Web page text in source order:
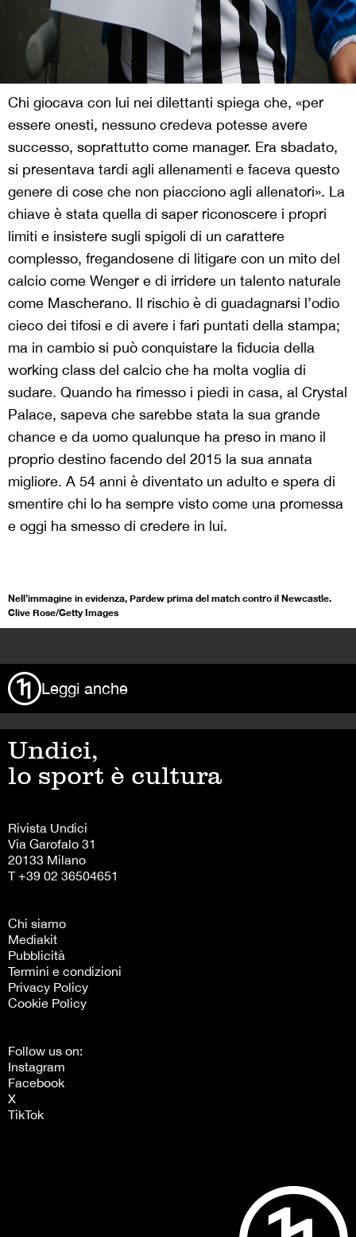
Chi giocava con lui nei dilettanti spiega che, «per
essere onesti, nessuno credeva potesse avere
successo, soprattutto come manager. Era sbadato,
si presentava tardi agli allenamenti e faceva questo
genere di cose che non piacciono agli allenatori». La
chiave è stata quella di saper riconoscere i propri
limiti e insistere sugli spigoli di un carattere
complesso, fregandosene di litigare con un mito del
calcio come Wenger e di irridere un talento naturale
come Mascherano. Il rischio è di guadagnarsi l’odio
cieco dei tifosi e di avere i fari puntati della stampa;
ma in cambio si può conquistare la fiducia della
working class del calcio che ha molta voglia di
sudare. Quando ha rimesso i piedi in casa, al Crystal
Palace, sapeva che sarebbe stata la sua grande
chance e da uomo qualunque ha preso in mano il
proprio destino facendo del 2015 la sua annata
migliore. A 54 anni è diventato un adulto e spera di
smentire chi lo ha sempre visto come una promessa
e oggi ha smesso di credere in lui.
Nell’immagine in evidenza, Pardew prima del match contro il Newcastle.
Clive Rose/Getty Images
Leggi anche
Undici,
lo sport è cultura
Rivista Undici
Via Garofalo 31
20133 Milano
T +39 02 36504651
Chi siamo
Mediakit
Pubblicità
Termini e condizioni
Privacy Policy
Cookie Policy
Follow us on:
Instagram
Facebook
X
TikTok